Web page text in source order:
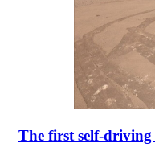
The first self-driving